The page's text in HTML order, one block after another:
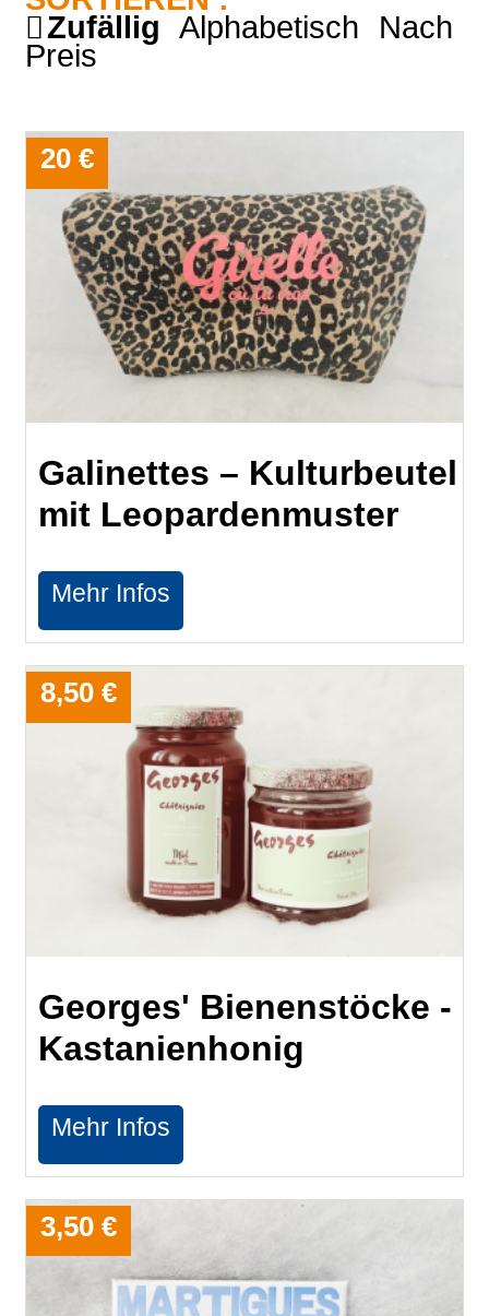
Zufällig
Alphabetisch
Nach
Preis
Galinettes – Kulturbeutel
mit Leopardenmuster
20 €
Mehr Infos
Georges' Bienenstöcke -
Kastanienhonig
8,50 €
Mehr Infos
3,50 €